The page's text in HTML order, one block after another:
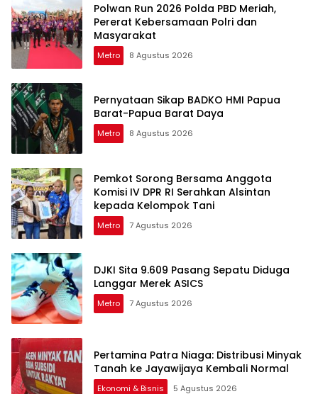
Polwan Run 2026 Polda PBD Meriah,
Pererat Kebersamaan Polri dan
Masyarakat
Metro 8 Agustus 2026
Pernyataan Sikap BADKO HMI Papua
Barat-Papua Barat Daya
Metro 8 Agustus 2026
Pemkot Sorong Bersama Anggota
Komisi IV DPR RI Serahkan Alsintan
kepada Kelompok Tani
Metro 7 Agustus 2026
DJKI Sita 9.609 Pasang Sepatu Diduga
Langgar Merek ASICS
Metro 7 Agustus 2026
Pertamina Patra Niaga: Distribusi Minyak
Tanah ke Jayawijaya Kembali Normal
Ekonomi & Bisnis 5 Agustus 2026